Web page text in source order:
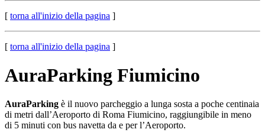
[ torna all'inizio della pagina ]
[ torna all'inizio della pagina ]
AuraParking Fiumicino
AuraParking è il nuovo parcheggio a lunga sosta a poche centinaia
di metri dall’Aeroporto di Roma Fiumicino, raggiungibile in meno
di 5 minuti con bus navetta da e per l’Aeroporto.